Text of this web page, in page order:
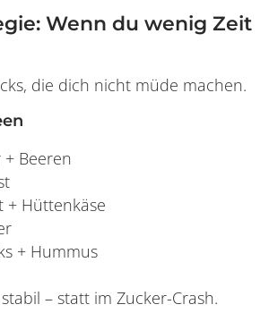
Wenn du wenig Zeit
die dich nicht müde machen.
+ Beeren
+ Hüttenkäse
+ Hummus
– statt im Zucker-Crash.